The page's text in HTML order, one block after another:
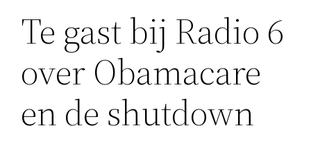
Te gast bij Radio 6
over Obamacare
en de shutdown